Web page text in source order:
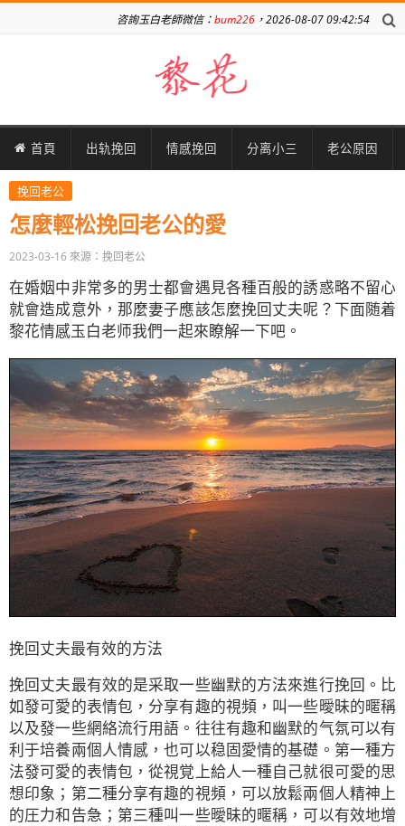
咨詢玉白老師微信：bum226 ，2026-08-07 09:42:54
首頁 出轨挽回 情感挽回 分离小三 老公原因
挽回老公
怎麼輕松挽回老公的愛
2023-03-16 來源：挽回老公
在婚姻中非常多的男士都會遇見各種百般的誘惑略不留心
就會造成意外，那麼妻子應該怎麼挽回丈夫呢？下面随着
黎花情感玉白老师我們一起來瞭解一下吧。
挽回丈夫最有效的方法
挽回丈夫最有效的是采取一些幽默的方法來進行挽回。比
如發可愛的表情包，分享有趣的視頻，叫一些曖昧的暱稱
以及發一些網絡流行用語。往往有趣和幽默的气氛可以有
利于培養兩個人情感，也可以稳固愛情的基礎。第一種方
法發可愛的表情包，從視覚上給人一種自己就很可愛的思
想印象；第二種分享有趣的視頻，可以放鬆兩個人精神上
的圧力和告急；第三種叫一些曖昧的暱稱，可以有效地增